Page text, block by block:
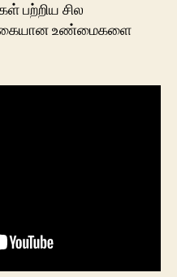
பற்றிய சில
உண்மைகளை